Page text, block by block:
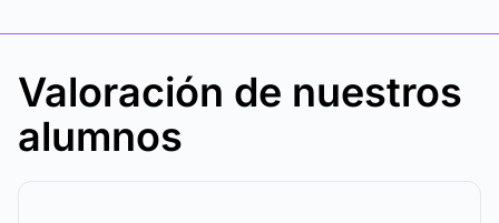
Valoración de nuestros
alumnos